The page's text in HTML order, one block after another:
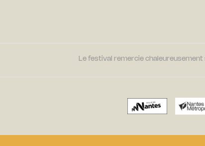
Le festival remercie chaleureusement